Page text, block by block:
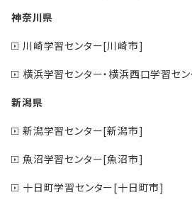
神奈川県
川崎学習センター[川崎市]
横浜学習センター・横浜西口学習セ
新潟県
新潟学習センター[新潟市]
魚沼学習センター[魚沼市]
十日町学習センター[十日町市]